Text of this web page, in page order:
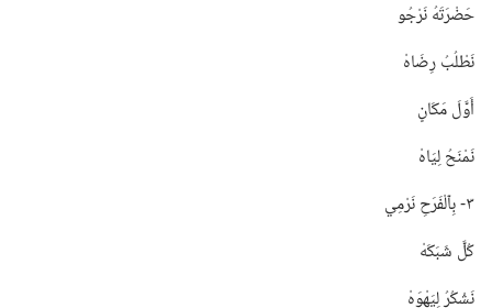
حَضْرَتَهُ نَرْجُو
نَطْلُبُ رِضَاهْ
أَوَّلَ مَكَانٍ
نَمْنَحُ لِيَاهْ
٣-‏ بِٱلْفَرَحِ نَرْمِي
كُلَّ شَبَكَهْ
نَشْكُرُ لِيَهْوَهْ